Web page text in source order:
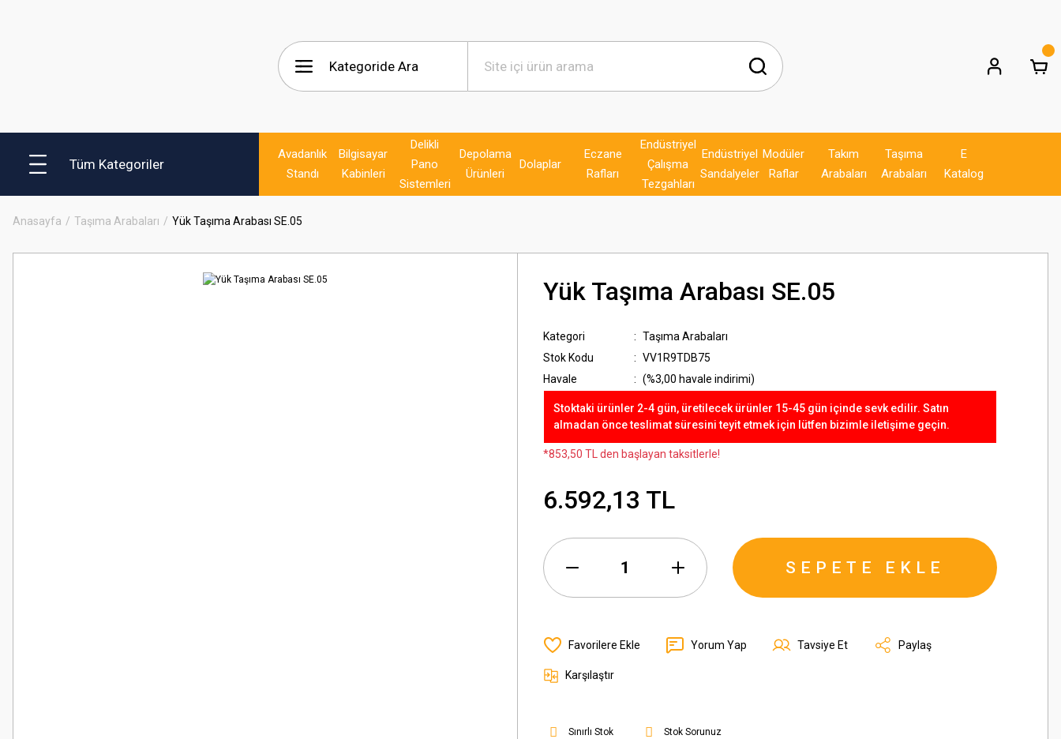
Tüm Kategoriler
Avadanlık
Standı
Bilgisayar
Kabinleri
Delikli
Pano
Sistemleri
Depolama
Ürünleri
Dolaplar
Eczane
Rafları
Endüstriyel
Çalışma
Tezgahları
Endüstriyel
Sandalyeler
Modüler
Raflar
Takım
Arabaları
Taşıma
Arabaları
E
Katalog
Anasayfa Taşıma Arabaları Yük Taşıma Arabası SE.05
Yük Taşıma Arabası SE.05
Kategori
Taşıma Arabaları
Stok Kodu
VV1R9TDB75
Havale
(%3,00 havale indirimi)
Stoktaki ürünler 2-4 gün, üretilecek ürünler 15-45 gün içinde sevk edilir. Satın
almadan önce teslimat süresini teyit etmek için lütfen bizimle iletişime geçin.
*853,50 TL den başlayan taksitlerle!
6.592,13 TL
SEPETE EKLE
Yorum Yap Tavsiye Et Paylaş
Karşılaştır
Sınırlı Stok Stok Sorunuz